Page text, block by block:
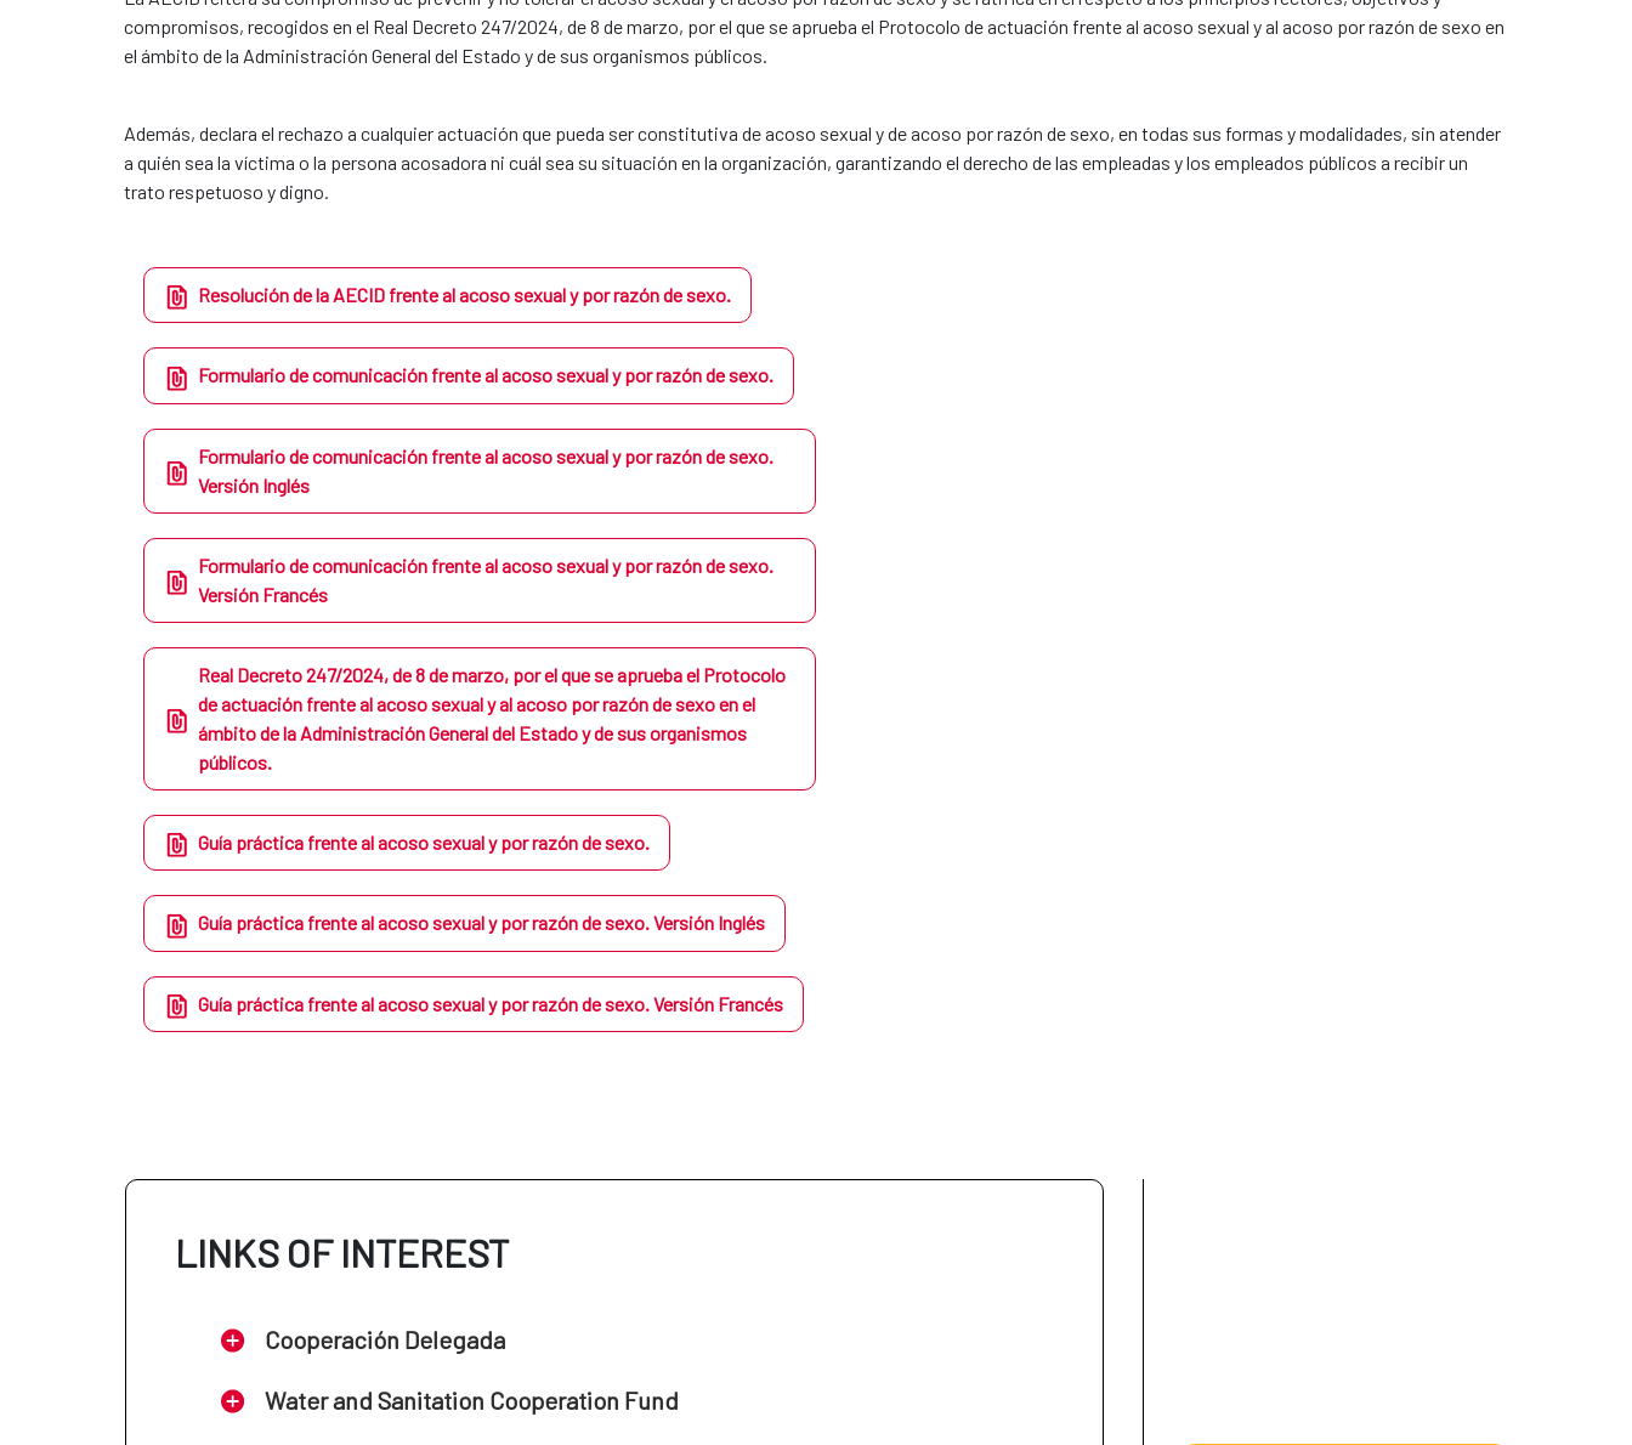
compromisos, recogidos en el Real Decreto 247/2024, de 8 de marzo, por el que se aprueba el Protocolo de actuación frente al acoso sexual y al acoso por razón de sexo en
el ámbito de la Administración General del Estado y de sus organismos públicos.
Además, declara el rechazo a cualquier actuación que pueda ser constitutiva de acoso sexual y de acoso por razón de sexo, en todas sus formas y modalidades, sin atender
a quién sea la víctima o la persona acosadora ni cuál sea su situación en la organización, garantizando el derecho de las empleadas y los empleados públicos a recibir un
trato respetuoso y digno.
Resolución de la AECID frente al acoso sexual y por razón de sexo.
Formulario de comunicación frente al acoso sexual y por razón de sexo.
Formulario de comunicación frente al acoso sexual y por razón de sexo.
Versión Inglés
Formulario de comunicación frente al acoso sexual y por razón de sexo.
Versión Francés
Real Decreto 247/2024, de 8 de marzo, por el que se aprueba el Protocolo
de actuación frente al acoso sexual y al acoso por razón de sexo en el
ámbito de la Administración General del Estado y de sus organismos
públicos.
Guía práctica frente al acoso sexual y por razón de sexo.
Guía práctica frente al acoso sexual y por razón de sexo. Versión Inglés
Guía práctica frente al acoso sexual y por razón de sexo. Versión Francés
LINKS OF INTEREST
Cooperación Delegada
Water and Sanitation Cooperation Fund